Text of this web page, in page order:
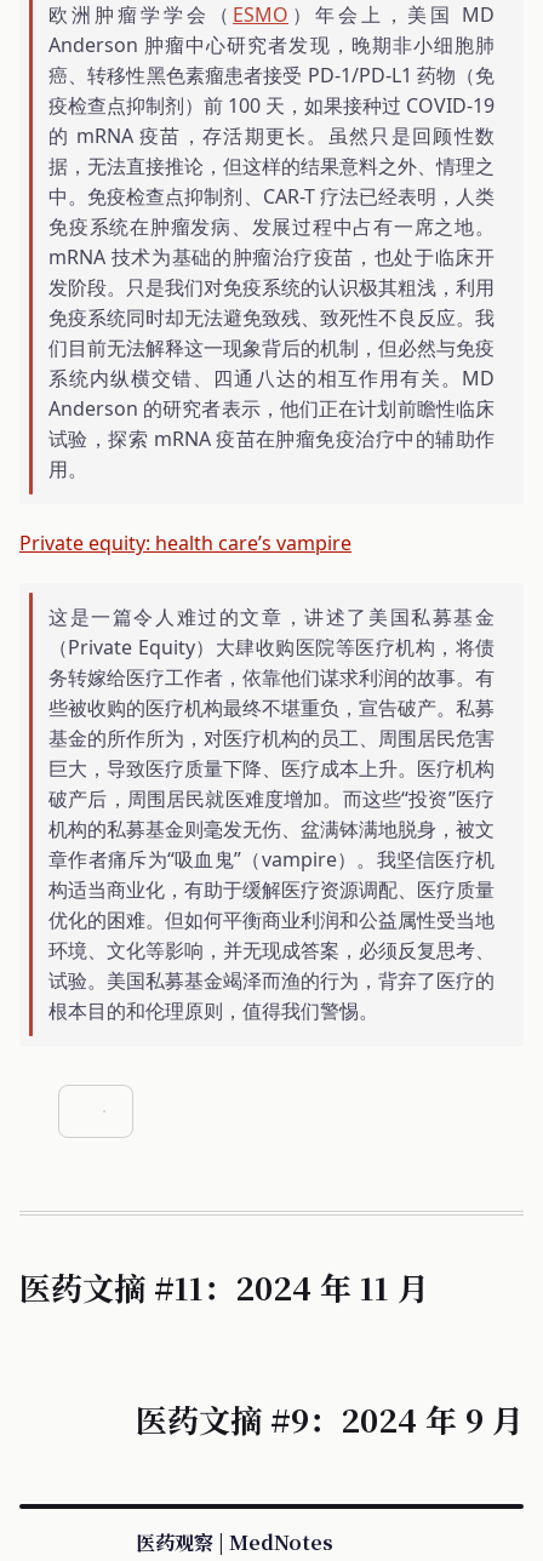
欧洲肿瘤学学会（ ESMO ）年会上，美国 MD
Anderson 肿瘤中心研究者发现，晚期非小细胞肺
癌、转移性黑色素瘤患者接受 PD-1/PD-L1 药物（免
疫检查点抑制剂）前 100 天，如果接种过 COVID-19
的 mRNA 疫苗，存活期更长。虽然只是回顾性数
据，无法直接推论，但这样的结果意料之外、情理之
中。免疫检查点抑制剂、CAR-T 疗法已经表明，人类
免疫系统在肿瘤发病、发展过程中占有一席之地。
mRNA 技术为基础的肿瘤治疗疫苗，也处于临床开
发阶段。只是我们对免疫系统的认识极其粗浅，利用
免疫系统同时却无法避免致残、致死性不良反应。我
们目前无法解释这一现象背后的机制，但必然与免疫
系统内纵横交错、四通八达的相互作用有关。MD
Anderson 的研究者表示，他们正在计划前瞻性临床
试验，探索 mRNA 疫苗在肿瘤免疫治疗中的辅助作
用。
Private equity: health care’s vampire
这是一篇令人难过的文章，讲述了美国私募基金
（Private Equity）大肆收购医院等医疗机构，将债
务转嫁给医疗工作者，依靠他们谋求利润的故事。有
些被收购的医疗机构最终不堪重负，宣告破产。私募
基金的所作所为，对医疗机构的员工、周围居民危害
巨大，导致医疗质量下降、医疗成本上升。医疗机构
破产后，周围居民就医难度增加。而这些“投资”医疗
机构的私募基金则毫发无伤、盆满钵满地脱身，被文
章作者痛斥为“吸血鬼”（vampire）。我坚信医疗机
构适当商业化，有助于缓解医疗资源调配、医疗质量
优化的困难。但如何平衡商业利润和公益属性受当地
环境、文化等影响，并无现成答案，必须反复思考、
试验。美国私募基金竭泽而渔的行为，背弃了医疗的
根本目的和伦理原则，值得我们警惕。
医药文摘 #11：2024 年 11 月
医药文摘 #9：2024 年 9 月
医药观察 | MedNotes